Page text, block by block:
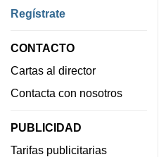
Regístrate
CONTACTO
Cartas al director
Contacta con nosotros
PUBLICIDAD
Tarifas publicitarias